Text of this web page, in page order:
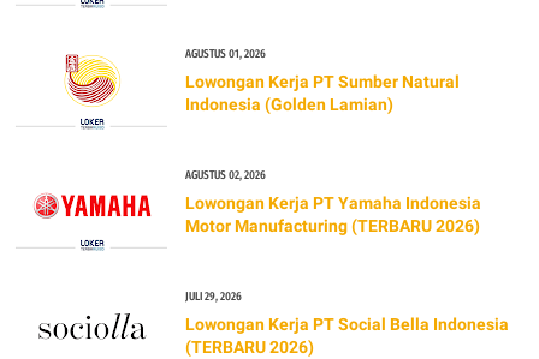
AGUSTUS 01, 2026
Lowongan Kerja PT Sumber Natural
Indonesia (Golden Lamian)
AGUSTUS 02, 2026
Lowongan Kerja PT Yamaha Indonesia
Motor Manufacturing (TERBARU 2026)
JULI 29, 2026
Lowongan Kerja PT Social Bella Indonesia
(TERBARU 2026)